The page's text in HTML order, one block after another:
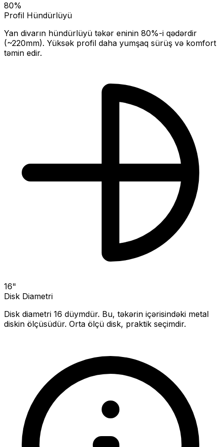
80%
Profil Hündürlüyü
Yan divarın hündürlüyü təkər eninin 80%-i qədərdir
(~220mm). Yüksək profil daha yumşaq sürüş və komfort
təmin edir.
16"
Disk Diametri
Disk diametri 16 düymdür. Bu, təkərin içərisindəki metal
diskin ölçüsüdür. Orta ölçü disk, praktik seçimdir.